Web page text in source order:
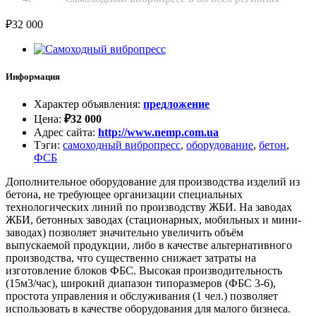
₽32 000
Информация
Характер объявления: предложение
Цена: ₽32 000
Адрес сайта: http://www.nemp.com.ua
Тэги: самоходный вибропресс, оборудование, бетон,
ФСБ
Дополнительное оборудование для производства изделий из
бетона, не требующее организации специальных
технологических линий по производству ЖБИ. На заводах
ЖБИ, бетонных заводах (стационарных, мобильных и мини-
заводах) позволяет значительно увеличить объём
выпускаемой продукции, либо в качестве альтернативного
производства, что существенно снижает затраты на
изготовление блоков ФБС. Высокая производительность
(15м3/час), широкий диапазон типоразмеров (ФБС 3-6),
простота управления и обслуживания (1 чел.) позволяет
использовать в качестве оборудования для малого бизнеса.